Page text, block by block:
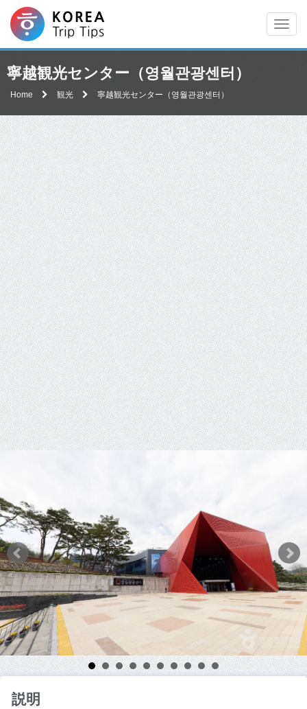
寧越観光センター（영월관광센터）
Home 観光 寧越観光センター（영월관광센터）
説明